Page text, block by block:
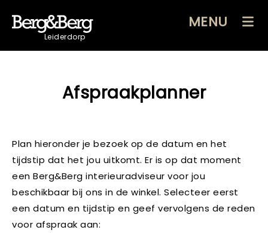
Leiderdorp
MENU
Afspraakplanner
Plan hieronder je bezoek op de datum en het
tijdstip dat het jou uitkomt. Er is op dat moment
een Berg&Berg interieuradviseur voor jou
beschikbaar bij ons in de winkel. Selecteer eerst
een datum en tijdstip en geef vervolgens de reden
voor afspraak aan: